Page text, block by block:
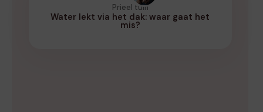
Prieel tuin
Water lekt via het dak: waar gaat het
mis?